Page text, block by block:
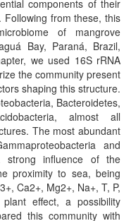
components of their
from these, this
of mangrove
Bay, Paraná, Brazil,
we used 16S rRNA
the community present
shaping this structure.
Bacteroidetes,
almost all
The most abundant
and
strong influence of the
proximity to sea, being
Ca2+, Mg2+, Na+, T, P,
effect, a possibility
this community with